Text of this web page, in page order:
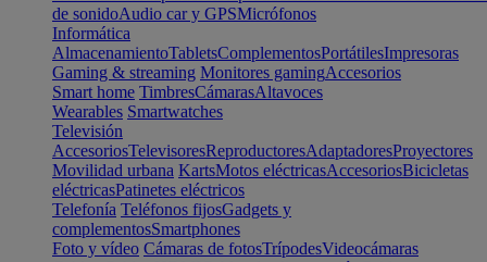
de sonidoAudio car y GPSMicrófonos
Informática
AlmacenamientoTabletsComplementosPortátilesImpresoras
Gaming & streaming Monitores gamingAccesorios
Smart home TimbresCámarasAltavoces
Wearables Smartwatches
Televisión
AccesoriosTelevisoresReproductoresAdaptadoresProyectores
Movilidad urbana KartsMotos eléctricasAccesoriosBicicletas
eléctricasPatinetes eléctricos
Telefonía Teléfonos fijosGadgets y
complementosSmartphones
Foto y vídeo Cámaras de fotosTrípodesVideocámaras